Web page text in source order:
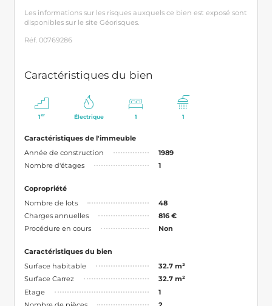
Les informations sur les risques auxquels ce bien est exposé sont
disponibles sur le site Géorisques.
Réf. 00769286
Caractéristiques du bien
1er Électrique 1 1
Caractéristiques de l'immeuble
Année de construction
1989
Nombre d'étages
1
Copropriété
Nombre de lots
48
Charges annuelles
816 €
Procédure en cours
Non
Caractéristiques du bien
Surface habitable
32.7 m²
Surface Carrez
32.7 m²
Etage
1